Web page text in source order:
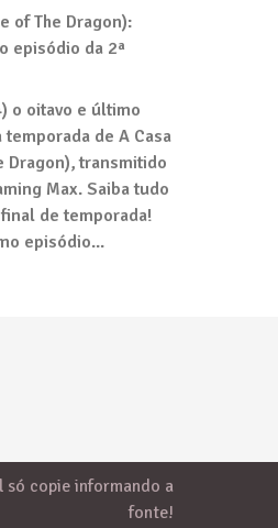
of The Dragon):
episódio da 2ª
o oitavo e último
de A Casa
Dragon), transmitido
Max. Saiba tudo
de temporada!
episódio...
copie informando a
fonte!